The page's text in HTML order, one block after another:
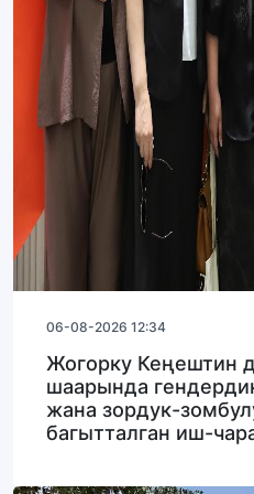
06-08-2026 12:34
Жогорку Кеңештин
шаарында
жана зордук-
багытталган иш-